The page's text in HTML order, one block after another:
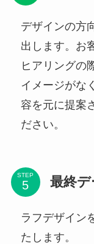
デザインの方
出します。お
ヒアリングの
イメージがな
容を元に提案
ださい。
STEP 最終デ
ラフデザイン
たします。